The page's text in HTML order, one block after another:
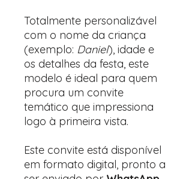
Totalmente personalizável
com o nome da criança
(exemplo: Daniel), idade e
os detalhes da festa, este
modelo é ideal para quem
procura um convite
temático que impressiona
logo à primeira vista.
Este convite está disponível
em formato digital, pronto a